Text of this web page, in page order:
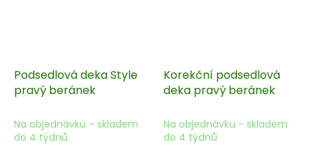
Podsedlová deka Style
pravý beránek
Na objednávku - skladem
do 4 týdnů
Korekční podsedlová
deka pravý beránek
Na objednávku - skladem
do 4 týdnů